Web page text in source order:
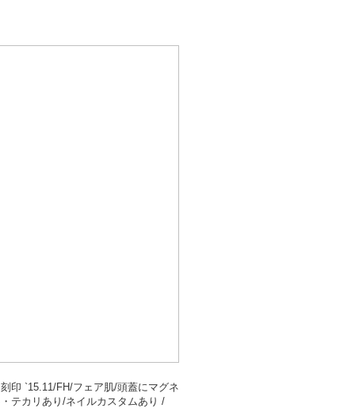
印 `15.11/FH/フェア肌/頭蓋にマグネ
テカリあり/ネイルカスタムあり /